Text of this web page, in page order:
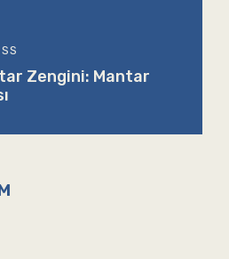
Zengini: Mantar